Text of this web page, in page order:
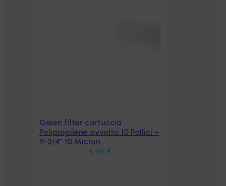
Aggiungi al carrello
Green filter cartuccia
Polipropilene avvolto 10 Pollici –
9-3/4″ 10 Micron
4,96 €